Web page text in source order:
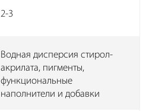
2-3
Водная дисперсия стирол-
акрилата, пигменты,
функциональные
наполнители и добавки